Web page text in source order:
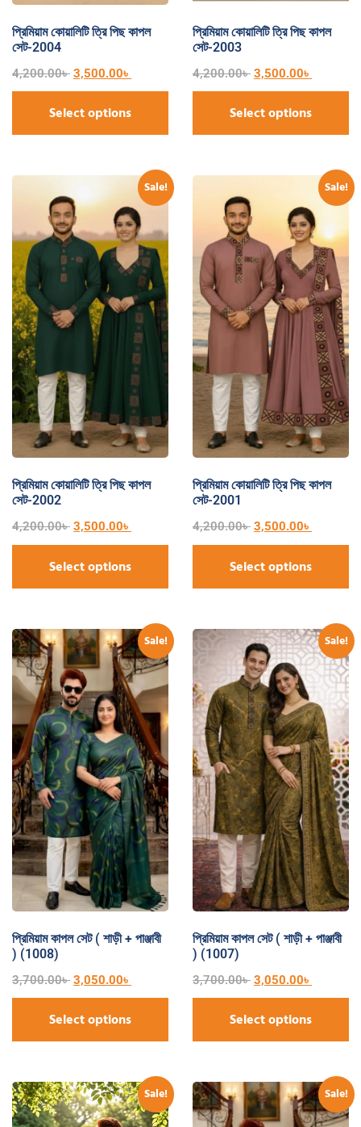
প্রিমিয়াম কোয়ালিটি ত্রি পিছ কাপল
সেট-2004
4,200.00৳ 3,500.00৳
Select options
প্রিমিয়াম কোয়ালিটি ত্রি পিছ কাপল
সেট-2003
4,200.00৳ 3,500.00৳
Select options
Sale!
প্রিমিয়াম কোয়ালিটি ত্রি পিছ কাপল
সেট-2002
4,200.00৳ 3,500.00৳
Select options
Sale!
প্রিমিয়াম কোয়ালিটি ত্রি পিছ কাপল
সেট-2001
4,200.00৳ 3,500.00৳
Select options
Sale!
প্রিমিয়াম কাপল সেট ( শাড়ী + পাঞ্জাবী
) (1008)
3,700.00৳ 3,050.00৳
Select options
Sale!
প্রিমিয়াম কাপল সেট ( শাড়ী + পাঞ্জাবী
) (1007)
3,700.00৳ 3,050.00৳
Select options
Sale! Sale!